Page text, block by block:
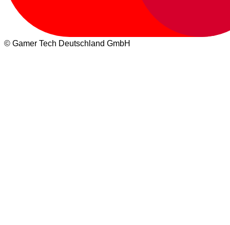
© Gamer Tech Deutschland GmbH